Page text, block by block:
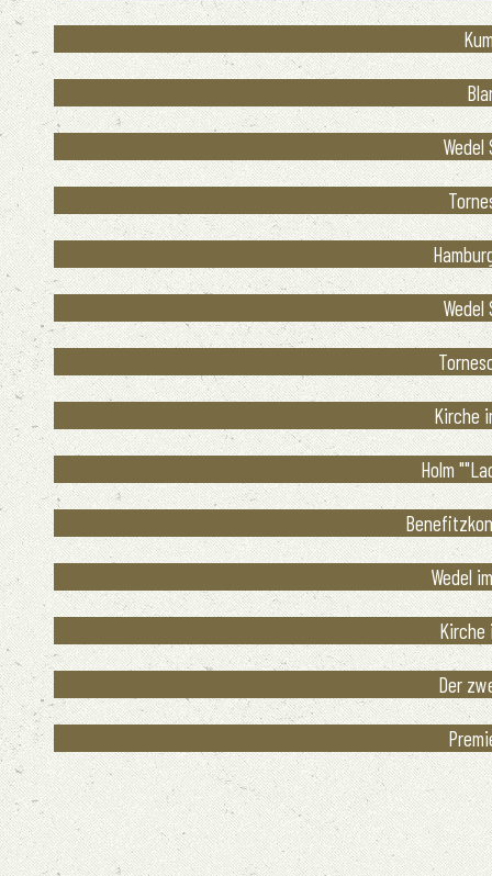
Wedel
Wedel
Kirche
Holm
Wedel
Kirche
Der